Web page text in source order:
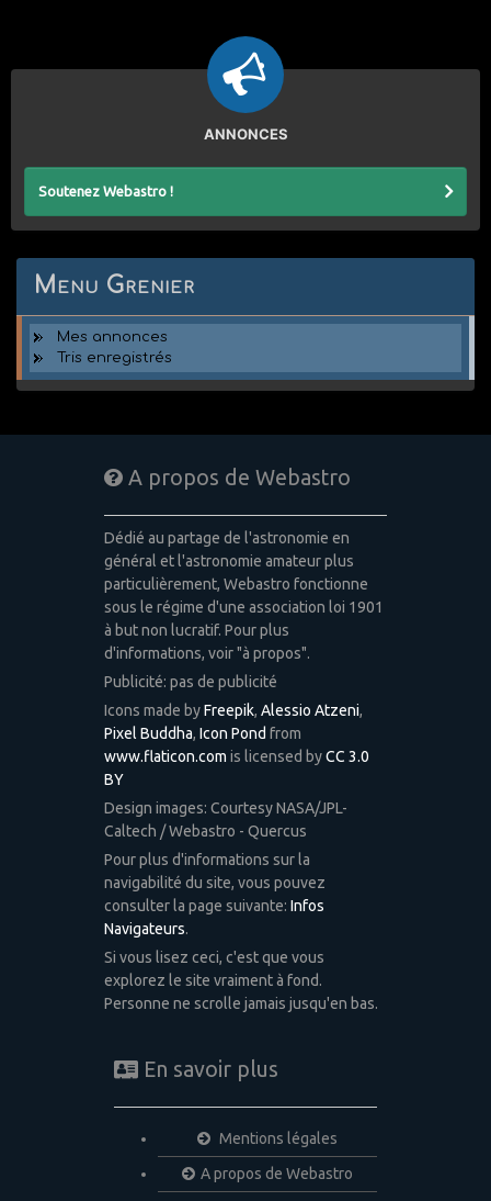
ANNONCES
Soutenez Webastro !
Menu Grenier
Mes annonces
Tris enregistrés
A propos de Webastro
Dédié au partage de l'astronomie en
général et l'astronomie amateur plus
particulièrement, Webastro fonctionne
sous le régime d'une association loi 1901
à but non lucratif. Pour plus
d'informations, voir "à propos".
Publicité: pas de publicité
Icons made byFreepik, Alessio Atzeni,
Pixel Buddha, Icon Pond from
www.flaticon.com is licensed byCC 3.0
BY
Design images: Courtesy NASA/JPL-
Caltech / Webastro - Quercus
Pour plus d'informations sur la
navigabilité du site, vous pouvez
consulter la page suivante: Infos
Navigateurs.
Si vous lisez ceci, c'est que vous
explorez le site vraiment à fond.
Personne ne scrolle jamais jusqu'en bas.
En savoir plus
Mentions légales
A propos de Webastro